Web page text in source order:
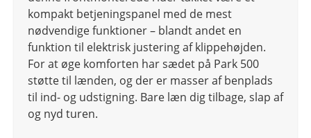
kompakt betjeningspanel med de mest
nødvendige funktioner – blandt andet en
funktion til elektrisk justering af klippehøjden.
For at øge komforten har sædet på Park 500
støtte til lænden, og der er masser af benplads
til ind- og udstigning. Bare læn dig tilbage, slap af
og nyd turen.